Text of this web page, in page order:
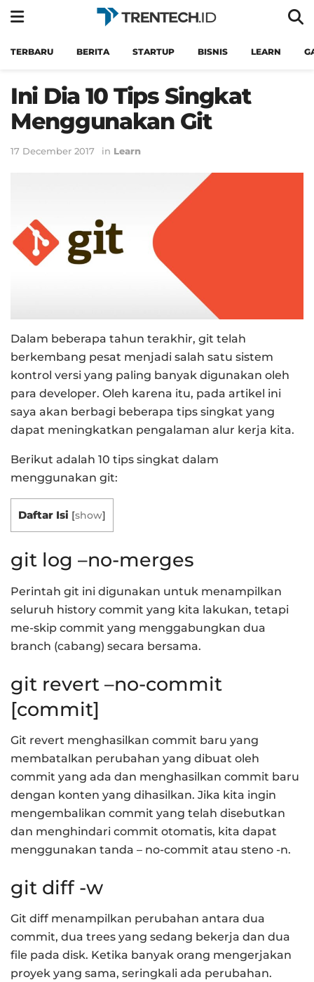
TERBARU BERITA STARTUP BISNIS LEARN
Ini Dia 10 Tips Singkat
Menggunakan Git
17 December 2017 in Learn
Dalam beberapa tahun terakhir, git telah
berkembang pesat menjadi salah satu sistem
kontrol versi yang paling banyak digunakan oleh
para developer. Oleh karena itu, pada artikel ini
saya akan berbagi beberapa tips singkat yang
dapat meningkatkan pengalaman alur kerja kita.
Berikut adalah 10 tips singkat dalam
menggunakan git:
Daftar Isi [show]
git log –no-merges
Perintah git ini digunakan untuk menampilkan
seluruh history commit yang kita lakukan, tetapi
me-skip commit yang menggabungkan dua
branch (cabang) secara bersama.
git revert –no-commit
[commit]
Git revert menghasilkan commit baru yang
membatalkan perubahan yang dibuat oleh
commit yang ada dan menghasilkan commit baru
dengan konten yang dihasilkan. Jika kita ingin
mengembalikan commit yang telah disebutkan
dan menghindari commit otomatis, kita dapat
menggunakan tanda – no-commit atau steno -n.
git diff -w
Git diff menampilkan perubahan antara dua
commit, dua trees yang sedang bekerja dan dua
file pada disk. Ketika banyak orang mengerjakan
proyek yang sama, seringkali ada perubahan.